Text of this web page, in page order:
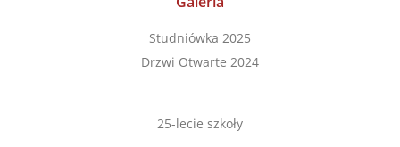
Studniówka 2025
Drzwi Otwarte 2024
25-lecie szkoły